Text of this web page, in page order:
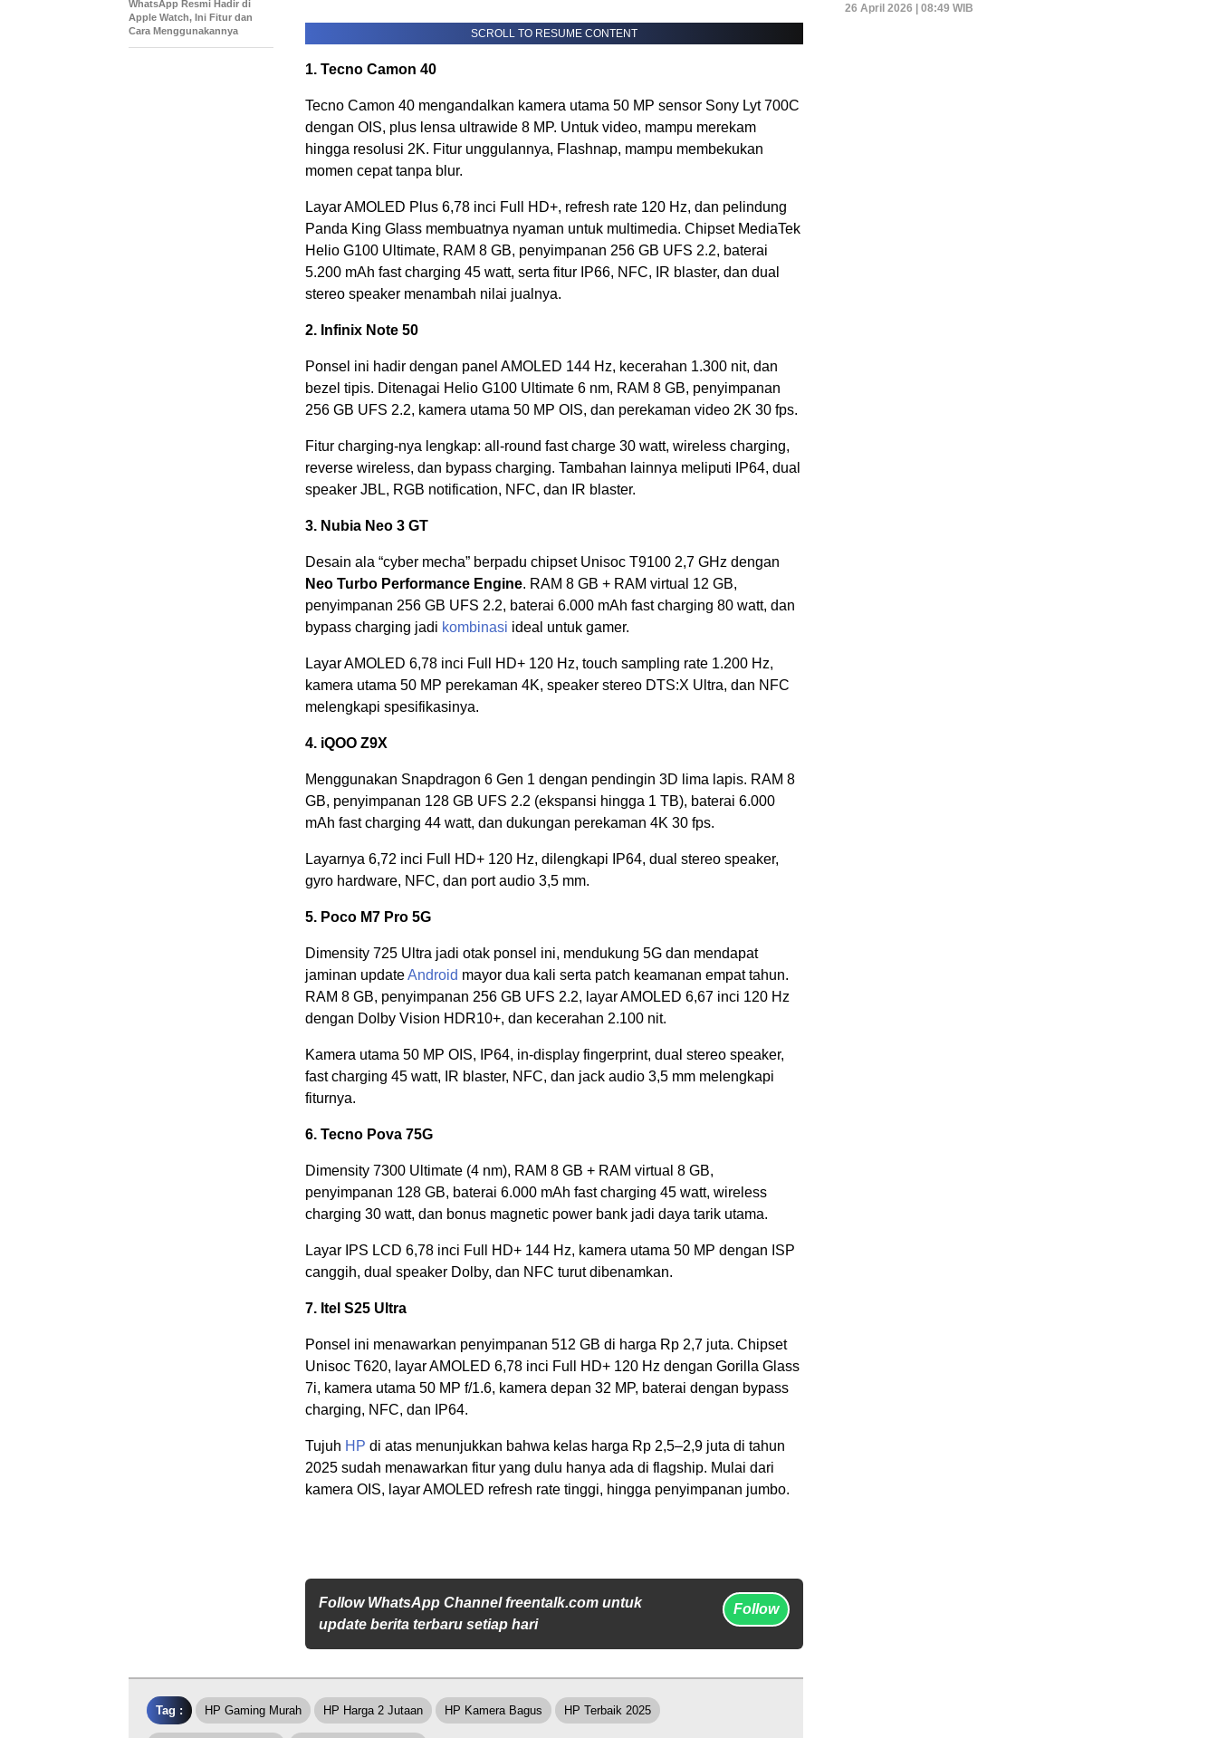
SCROLL TO RESUME CONTENT
1. Tecno Camon 40
Tecno Camon 40 mengandalkan kamera utama 50 MP sensor Sony Lyt 700C
dengan OIS, plus lensa ultrawide 8 MP. Untuk video, mampu merekam
hingga resolusi 2K. Fitur unggulannya, Flashnap, mampu membekukan
momen cepat tanpa blur.
Layar AMOLED Plus 6,78 inci Full HD+, refresh rate 120 Hz, dan pelindung
Panda King Glass membuatnya nyaman untuk multimedia. Chipset MediaTek
Helio G100 Ultimate, RAM 8 GB, penyimpanan 256 GB UFS 2.2, baterai
5.200 mAh fast charging 45 watt, serta fitur IP66, NFC, IR blaster, dan dual
stereo speaker menambah nilai jualnya.
2. Infinix Note 50
Ponsel ini hadir dengan panel AMOLED 144 Hz, kecerahan 1.300 nit, dan
bezel tipis. Ditenagai Helio G100 Ultimate 6 nm, RAM 8 GB, penyimpanan
256 GB UFS 2.2, kamera utama 50 MP OIS, dan perekaman video 2K 30 fps.
Fitur charging-nya lengkap: all-round fast charge 30 watt, wireless charging,
reverse wireless, dan bypass charging. Tambahan lainnya meliputi IP64, dual
speaker JBL, RGB notification, NFC, dan IR blaster.
3. Nubia Neo 3 GT
Desain ala “cyber mecha” berpadu chipset Unisoc T9100 2,7 GHz dengan
Neo Turbo Performance Engine. RAM 8 GB + RAM virtual 12 GB,
penyimpanan 256 GB UFS 2.2, baterai 6.000 mAh fast charging 80 watt, dan
bypass charging jadi kombinasi ideal untuk gamer.
Layar AMOLED 6,78 inci Full HD+ 120 Hz, touch sampling rate 1.200 Hz,
kamera utama 50 MP perekaman 4K, speaker stereo DTS:X Ultra, dan NFC
melengkapi spesifikasinya.
4. iQOO Z9X
Menggunakan Snapdragon 6 Gen 1 dengan pendingin 3D lima lapis. RAM 8
GB, penyimpanan 128 GB UFS 2.2 (ekspansi hingga 1 TB), baterai 6.000
mAh fast charging 44 watt, dan dukungan perekaman 4K 30 fps.
Layarnya 6,72 inci Full HD+ 120 Hz, dilengkapi IP64, dual stereo speaker,
gyro hardware, NFC, dan port audio 3,5 mm.
5. Poco M7 Pro 5G
Dimensity 725 Ultra jadi otak ponsel ini, mendukung 5G dan mendapat
jaminan updateAndroid mayor dua kali serta patch keamanan empat tahun.
RAM 8 GB, penyimpanan 256 GB UFS 2.2, layar AMOLED 6,67 inci 120 Hz
dengan Dolby Vision HDR10+, dan kecerahan 2.100 nit.
Kamera utama 50 MP OIS, IP64, in-display fingerprint, dual stereo speaker,
fast charging 45 watt, IR blaster, NFC, dan jack audio 3,5 mm melengkapi
fiturnya.
6. Tecno Pova 75G
Dimensity 7300 Ultimate (4 nm), RAM 8 GB + RAM virtual 8 GB,
penyimpanan 128 GB, baterai 6.000 mAh fast charging 45 watt, wireless
charging 30 watt, dan bonus magnetic power bank jadi daya tarik utama.
Layar IPS LCD 6,78 inci Full HD+ 144 Hz, kamera utama 50 MP dengan ISP
canggih, dual speaker Dolby, dan NFC turut dibenamkan.
7. Itel S25 Ultra
Ponsel ini menawarkan penyimpanan 512 GB di harga Rp 2,7 juta. Chipset
Unisoc T620, layar AMOLED 6,78 inci Full HD+ 120 Hz dengan Gorilla Glass
7i, kamera utama 50 MP f/1.6, kamera depan 32 MP, baterai dengan bypass
charging, NFC, dan IP64.
Tujuh HP di atas menunjukkan bahwa kelas harga Rp 2,5–2,9 juta di tahun
2025 sudah menawarkan fitur yang dulu hanya ada di flagship. Mulai dari
kamera OIS, layar AMOLED refresh rate tinggi, hingga penyimpanan jumbo.
Follow WhatsApp Channel freentalk.com untuk
update berita terbaru setiap hari
Follow
WhatsApp Resmi Hadir di
Apple Watch, Ini Fitur dan
Cara Menggunakannya
Tag : HP Gaming Murah HP Harga 2 Jutaan HP Kamera Bagus HP Terbaik 2025
26 April 2026 | 08:49 WIB